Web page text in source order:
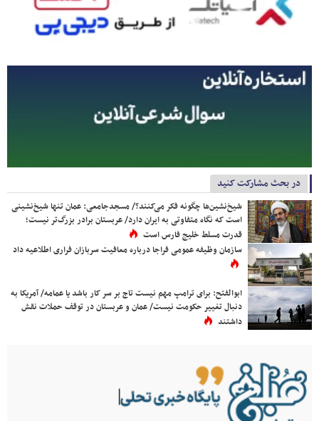
در بحث مشارکت کنید
شیخ‌نشین‌ها چگونه فکر می‌کنند؟/ مسجدجامعی: عمان تنها شیخ‌نشینی
است که نگاه متفاوتی به ایران دارد/ عربستان برادر بزرگ‌تر نیست؛
قدرت مسلط خلیج فارس است
سازمان وظیفه عمومی فراجا درباره معافیت سربازان فراری اطلاعیه داد
ابوالفتح: برای ترامپ مهم نیست تاج بر سر کار باشد یا عمامه/ آمریکا به
دنبال تغییر حکومت نیست/ عمان و عربستان در توقف حملات نقش
داشتند